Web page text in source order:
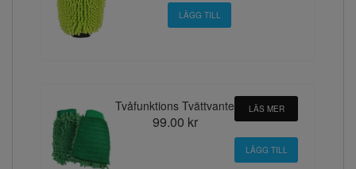
Tvåfunktions Tvättvante
99.00 kr
LÄS MER